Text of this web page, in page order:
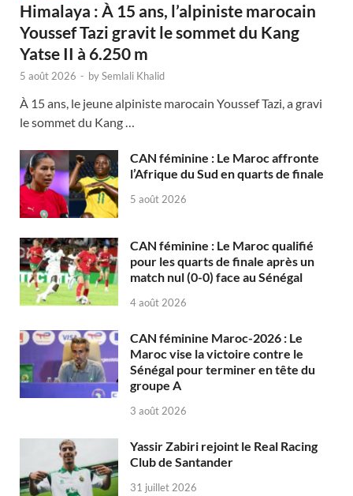
Himalaya : À 15 ans, l’alpiniste marocain
Youssef Tazi gravit le sommet du Kang
Yatse II à 6.250 m
5 août 2026 - bySemlali Khalid
À 15 ans, le jeune alpiniste marocain Youssef Tazi, a gravi
le sommet du Kang …
CAN féminine : Le Maroc affronte
l’Afrique du Sud en quarts de finale
5 août 2026
CAN féminine : Le Maroc qualifié
pour les quarts de finale après un
match nul (0-0) face au Sénégal
4 août 2026
CAN féminine Maroc-2026 : Le
Maroc vise la victoire contre le
Sénégal pour terminer en tête du
groupe A
3 août 2026
Yassir Zabiri rejoint le Real Racing
Club de Santander
31 juillet 2026